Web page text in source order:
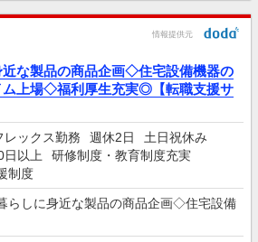
情報提供元
近な製品の商品企画◇住宅設備機器の
ム上場◇福利厚生充実◎【転職支援サ
レックス勤務 週休2日
土日祝休み
日以上
研修制度・教育制度充実
制度
らしに身近な製品の商品企画◇住宅設備